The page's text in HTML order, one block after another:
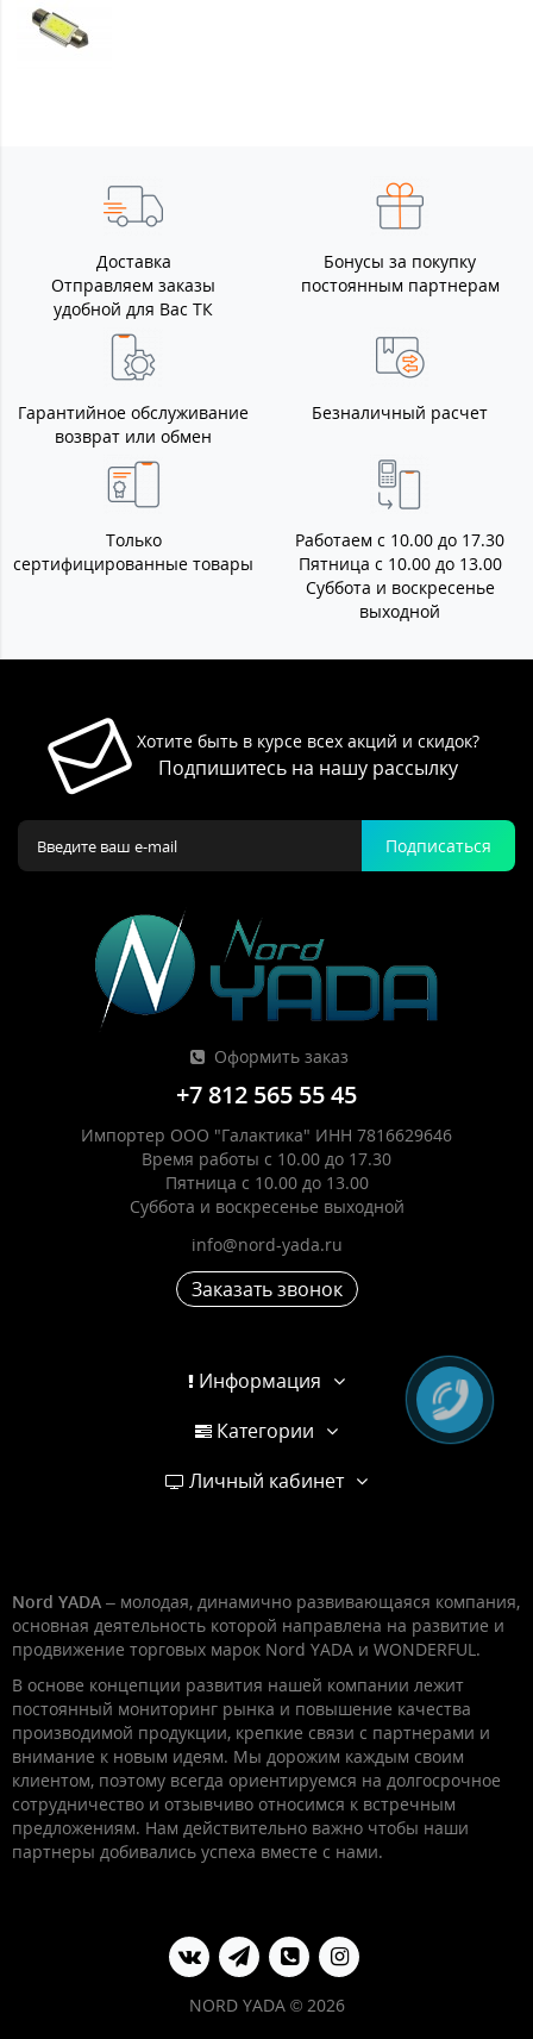
Доставка
Отправляем заказы
удобной для Вас ТК
Бонусы за покупку
постоянным партнерам
Гарантийное обслуживание
возврат или обмен
Безналичный расчет
Только
сертифицированные товары
Работаем с 10.00 до 17.30
Пятница с 10.00 до 13.00
Суббота и воскресенье
выходной
Хотите быть в курсе всех акций и скидок?
Подпишитесь на нашу рассылку
Подписаться
Оформить заказ
+7 812 565 55 45
Импортер ООО "Галактика" ИНН 7816629646
Время работы с 10.00 до 17.30
Пятница с 10.00 до 13.00
Суббота и воскресенье выходной
info@nord-yada.ru
Заказать звонок
Информация
Категории
Личный кабинет
Nord YADA – молодая, динамично развивающаяся компания,
основная деятельность которой направлена на развитие и
продвижение торговых марок Nord YADA и WONDERFUL.
В основе концепции развития нашей компании лежит
постоянный мониторинг рынка и повышение качества
производимой продукции, крепкие связи с партнерами и
внимание к новым идеям. Мы дорожим каждым своим
клиентом, поэтому всегда ориентируемся на долгосрочное
сотрудничество и отзывчиво относимся к встречным
предложениям. Нам действительно важно чтобы наши
партнеры добивались успеха вместе с нами.
NORD YADA © 2026